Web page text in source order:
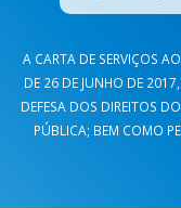
A CARTA DE SERVIÇOS
DE 26 DE JUNHO DE
DEFESA DOS DIREITOS
PÚBLICA; BEM COMO